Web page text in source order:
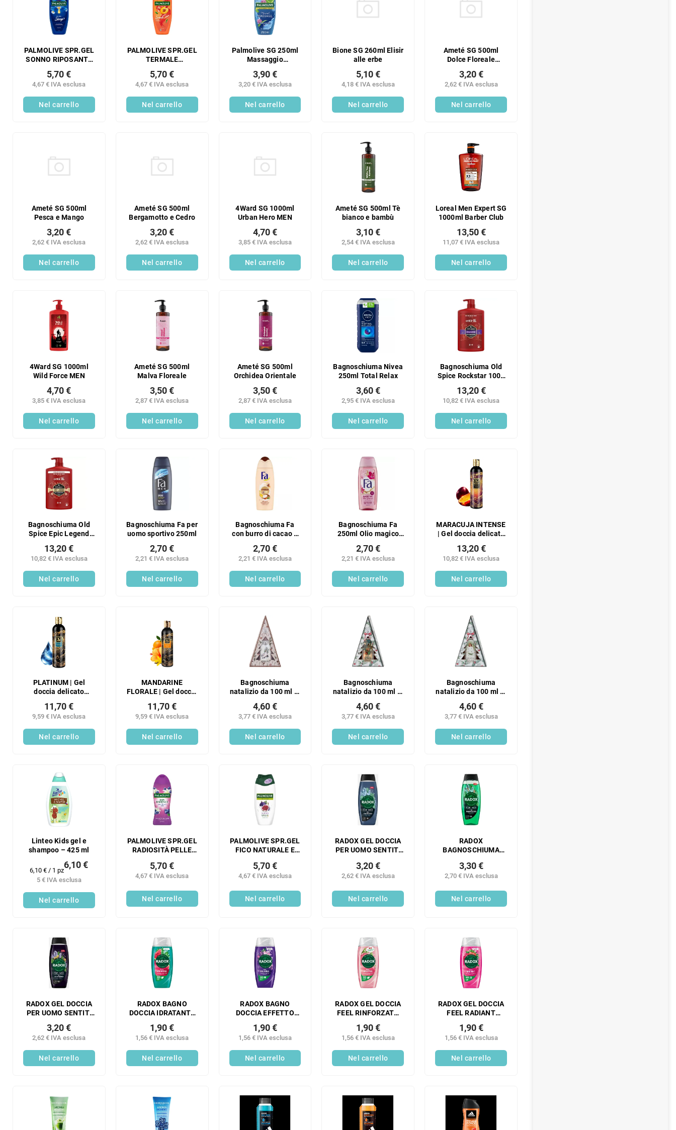
PALMOLIVE SPR.GEL
SONNO RIPOSANTE
4,67 € IVA esclusa
5,70 €
Nel carrello
PALMOLIVE SPR.GEL
TERMALE
ML
4,67 € IVA esclusa
5,70 €
Nel carrello
Palmolive SG 250ml
Massaggio
3,20 € IVA esclusa
3,90 €
Nel carrello
Bione SG 260ml Elisir
alle erbe
4,18 € IVA esclusa
5,10 €
Nel carrello
Ameté SG 500ml
Dolce Floreale
2,62 € IVA esclusa
3,20 €
Nel carrello
Ameté SG 500ml
Pesca e Mango
2,62 € IVA esclusa
3,20 €
Nel carrello
Ameté SG 500ml
Bergamotto e Cedro
2,62 € IVA esclusa
3,20 €
Nel carrello
4Ward SG 1000ml
Urban Hero MEN
3,85 € IVA esclusa
4,70 €
Nel carrello
Ameté SG 500ml Tè
bianco e bambù
2,54 € IVA esclusa
3,10 €
Nel carrello
Loreal Men Expert SG
1000ml Barber Club
11,07 € IVA esclusa
13,50 €
Nel carrello
4Ward SG 1000ml
Wild Force MEN
3,85 € IVA esclusa
4,70 €
Nel carrello
Ameté SG 500ml
Malva Floreale
2,87 € IVA esclusa
3,50 €
Nel carrello
Ameté SG 500ml
Orchidea Orientale
2,87 € IVA esclusa
3,50 €
Nel carrello
Bagnoschiuma Nivea
250ml Total Relax
2,95 € IVA esclusa
3,60 €
Nel carrello
Bagnoschiuma Old
Spice Rockstar 1000
10,82 € IVA esclusa
13,20 €
Nel carrello
Bagnoschiuma Old
Spice Epic Legend
10,82 € IVA esclusa
13,20 €
Nel carrello
Bagnoschiuma Fa per
uomo sportivo 250ml
2,21 € IVA esclusa
2,70 €
Nel carrello
Bagnoschiuma Fa
con burro di cacao e
2,21 € IVA esclusa
2,70 €
Nel carrello
Bagnoschiuma Fa
250ml Olio magico
2,21 € IVA esclusa
2,70 €
Nel carrello
MARACUJA INTENSE
| Gel doccia delicato
glicerina e aloe vera |
320 ml | Esclusiva FC
DEDRA
10,82 € IVA esclusa
13,20 €
Nel carrello
PLATINUM | Gel
doccia delicato
glicerina e aloe vera |
320 ml | Esclusiva FC
DEDRA
9,59 € IVA esclusa
11,70 €
Nel carrello
MANDARINE
FLORALE | Gel doccia
con glicerina e aloe
vera | 320 ml |
Esclusiva FC DEDRA
9,59 € IVA esclusa
11,70 €
Nel carrello
Bagnoschiuma
natalizio da 100 ml in
3,77 € IVA esclusa
4,60 €
Nel carrello
Bagnoschiuma
natalizio da 100 ml in
per bambini in chiesa
3,77 € IVA esclusa
4,60 €
Nel carrello
Bagnoschiuma
natalizio da 100 ml in
angelo
3,77 € IVA esclusa
4,60 €
Nel carrello
Linteo Kids gel e
shampoo – 425 ml
5 € IVA esclusa
6,10 €
Prezzo
della
6,10 € / 1 pz
Nel carrello
PALMOLIVE SPR.GEL
RADIOSITÀ PELLE
500 ML
4,67 € IVA esclusa
5,70 €
Nel carrello
PALMOLIVE SPR.GEL
FICO NATURALE E
4,67 € IVA esclusa
5,70 €
Nel carrello
RADOX GEL DOCCIA
PER UOMO SENTITI
2,62 € IVA esclusa
3,20 €
Nel carrello
RADOX
BAGNOSCHIUMA
RICREATIVO 450ML
2,70 € IVA esclusa
3,30 €
Nel carrello
RADOX GEL DOCCIA
PER UOMO SENTITI
2,62 € IVA esclusa
3,20 €
Nel carrello
RADOX BAGNO
DOCCIA IDRATANTE
1,56 € IVA esclusa
1,90 €
Nel carrello
RADOX BAGNO
DOCCIA EFFETTO
1,56 € IVA esclusa
1,90 €
Nel carrello
RADOX GEL DOCCIA
FEEL RINFORZATO
1,56 € IVA esclusa
1,90 €
Nel carrello
RADOX GEL DOCCIA
FEEL RADIANT
1,56 € IVA esclusa
1,90 €
Nel carrello